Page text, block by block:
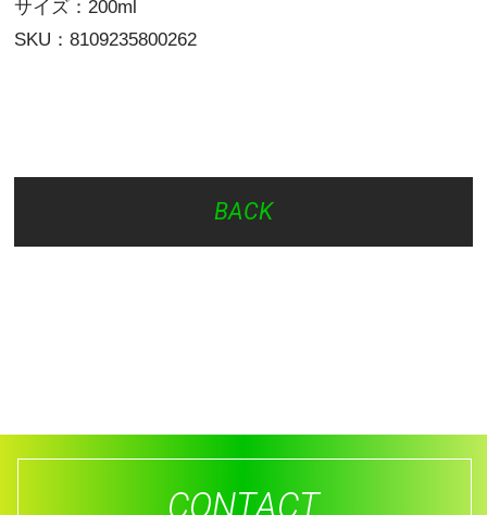
サイズ：200ml
SKU：8109235800262
BACK
CONTACT